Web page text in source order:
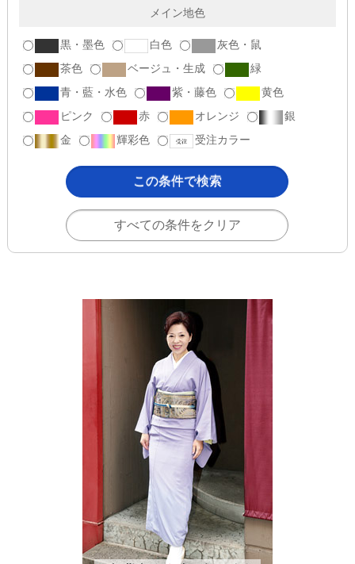
メイン地色
黒・墨色 白色
灰色・鼠
茶色
ベージュ・生成
緑
青・藍・水色
紫・藤色
黄色
ピンク
赤 オレンジ
銀
金
輝彩色 受注カラー